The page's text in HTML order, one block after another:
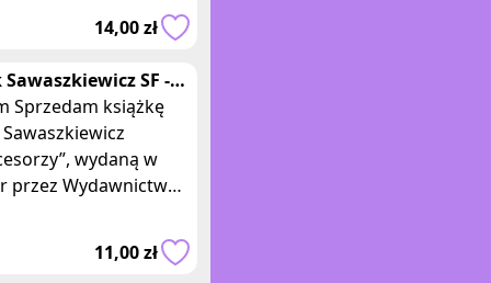
r przez wydawnictwo
14,00 zł
Sawaszkiewicz SF -
Sawaszkiewicz
wydaną w
przez Wydawnictwo
w miękkiej oprawie,
11,00 zł